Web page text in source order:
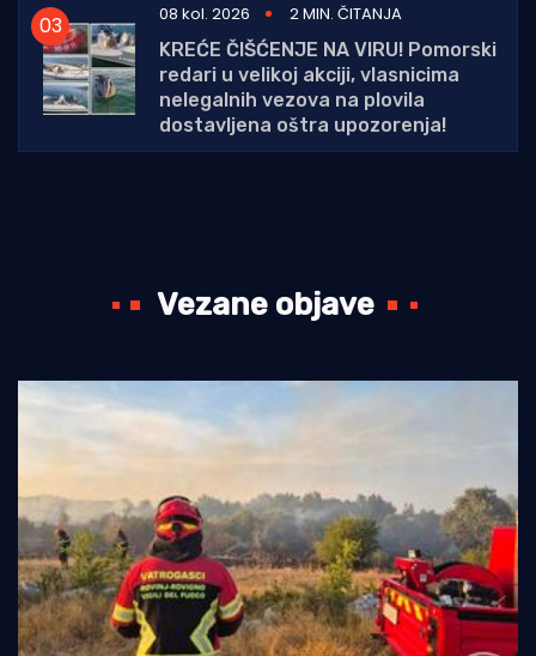
08 kol. 2026
2 MIN. ČITANJA
KREĆE ČIŠĆENJE NA VIRU! Pomorski
redari u velikoj akciji, vlasnicima
nelegalnih vezova na plovila
dostavljena oštra upozorenja!
Vezane objave